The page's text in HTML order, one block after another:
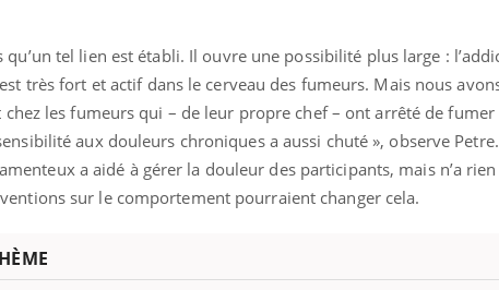
qu’un tel lien est établi. Il ouvre une possibilité plus large :
très fort et actif dans le cerveau des fumeurs. Mais nous
chez les fumeurs qui – de leur propre chef – ont arrêté de
aux douleurs chroniques a aussi chuté », observe
a aidé à gérer la douleur des participants, mais n’a
sur le comportement pourraient changer cela.